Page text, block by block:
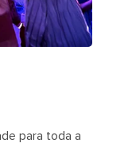
para toda a